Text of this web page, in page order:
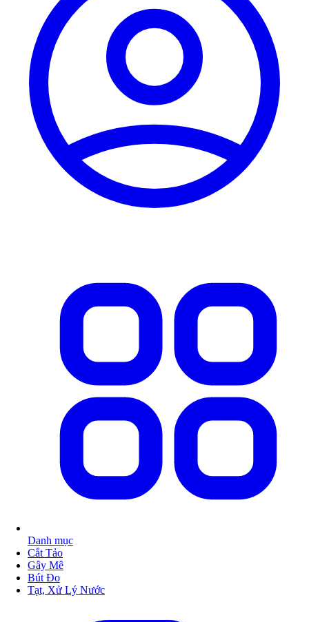
Danh mục
Cắt Tảo
Gây Mê
Bút Đo
Tạt, Xử Lý Nước